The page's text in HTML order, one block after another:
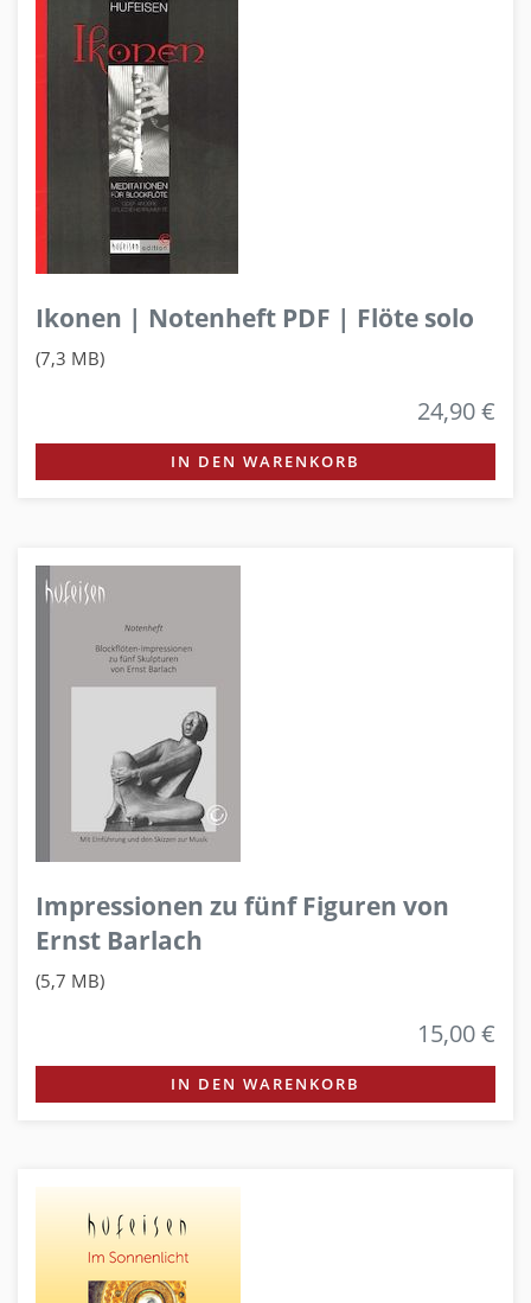
Ikonen | Notenheft PDF | Flöte solo
(7,3 MB)
24,90 €
IN DEN WARENKORB
Impressionen zu fünf Figuren von
Ernst Barlach
(5,7 MB)
15,00 €
IN DEN WARENKORB